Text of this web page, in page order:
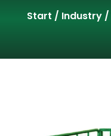
Start / Industry/